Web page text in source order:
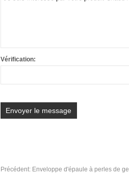
Vérification:
Précédent: Enveloppe d'épaule à perles de gel